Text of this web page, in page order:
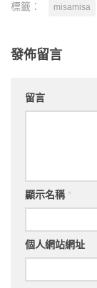
標籤： misamisa
發佈留言
留言
顯示名稱
個人網站網址